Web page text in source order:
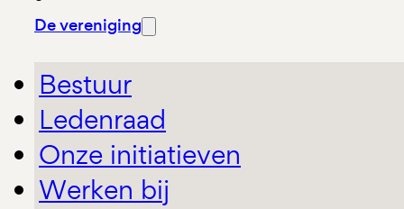
De vereniging
Bestuur
Ledenraad
Onze initiatieven
Werken bij